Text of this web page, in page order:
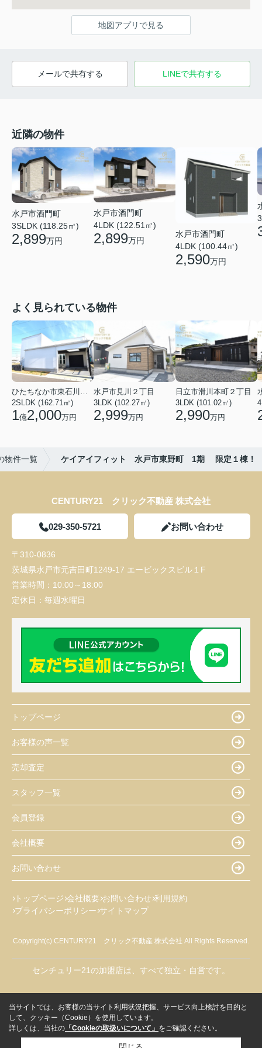
地図アプリで見る
メールで共有する LINEで共有する
近隣の物件
水戸市酒門町
3SLDK (118.25㎡)
2,899万円
水戸市酒門町
4LDK (122.51㎡)
2,899万円
水戸市酒門町
4LDK (100.44㎡)
2,590万円
よく見られている物件
2SLDK (162.71㎡)
1億2,000万円
水戸市見川２丁目
3LDK (102.27㎡)
2,999万円
日立市滑川本町２丁目
3LDK (101.02㎡)
2,990万円
物件一覧 ケイアイフィット 水戸市東野町 1期 限定１棟！
CENTURY21 クリック不動産 株式会社
029-350-5721 お問い合わせ
〒310-0836
茨城県水戸市元吉田町1249-17 エービックスビル１F
営業時間： 10:00～18:00
定休日： 毎週水曜日
トップページ
お客様の声一覧
売却査定
スタッフ一覧
会員登録
会社概要
お問い合わせ
トップページ 会社概要 お問い合わせ 利用規約
プライバシーポリシー サイトマップ
Copyright(c) CENTURY21 クリック不動産 株式会社 All Rights Reserved.
センチュリー21の加盟店は、すべて独立・自営です。
当サイトでは、お客様の当サイト利用状況把握、サービス向上検討を目的と
して、クッキー（Cookie）を使用しています。
詳しくは、当社の 「Cookieの取扱いについて」 をご確認ください。